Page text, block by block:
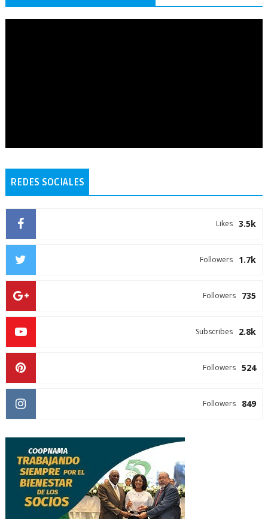
REDES SOCIALES
3.5k
Likes
1.7k
Followers
735
Followers
2.8k
Subscribes
524
Followers
849
Followers